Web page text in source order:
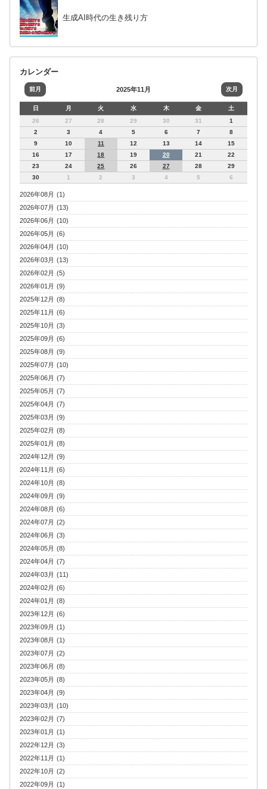
生成AI時代の生き残り方
カレンダー
前月 2025年11月 次月
日 月 火 水 木 金
土
26
27 28 29 30 31
1
2
3 4 5 6 7
8
9
10 11 12 13 14
15
16
17 18 19 20 21
22
23
24 25 26 27 28
29
30
1 2 3 4 5 6
2026年08月 (1)
2026年07月 (13)
2026年06月 (10)
2026年05月 (6)
2026年04月 (10)
2026年03月 (13)
2026年02月 (5)
2026年01月 (9)
2025年12月 (8)
2025年11月 (6)
2025年10月 (3)
2025年09月 (6)
2025年08月 (9)
2025年07月 (10)
2025年06月 (7)
2025年05月 (7)
2025年04月 (7)
2025年03月 (9)
2025年02月 (8)
2025年01月 (8)
2024年12月 (9)
2024年11月 (6)
2024年10月 (8)
2024年09月 (9)
2024年08月 (6)
2024年07月 (2)
2024年06月 (3)
2024年05月 (8)
2024年04月 (7)
2024年03月 (11)
2024年02月 (6)
2024年01月 (8)
2023年12月 (6)
2023年09月 (1)
2023年08月 (1)
2023年07月 (2)
2023年06月 (8)
2023年05月 (8)
2023年04月 (9)
2023年03月 (10)
2023年02月 (7)
2023年01月 (1)
2022年12月 (3)
2022年11月 (1)
2022年10月 (2)
2022年09月 (1)